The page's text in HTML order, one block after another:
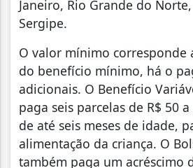
Janeiro, Rio Grande do
Sergipe.
O valor mínimo corresponde
do benefício mínimo, há o
adicionais. O Benefício
paga seis parcelas de R$ 50
de até seis meses de idade,
alimentação da criança. O
também paga um acréscimo